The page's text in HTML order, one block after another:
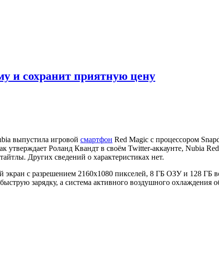
и сохранит приятную цену
выпустила игровой смартфон Red Magic с процессором
утверждает Роланд Квандт в своём Twitter-аккаунте, Nubia
Других сведений о характеристиках нет.
с разрешением 2160х1080 пикселей, 8 ГБ ОЗУ и 128 ГБ
зарядку, а система активного воздушного охлаждения